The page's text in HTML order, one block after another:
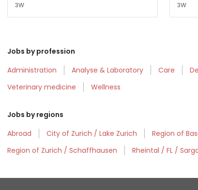
3W 3W
Jobs by profession
Administration
Analyse & Laboratory Care
Veterinary medicine
Wellness
Jobs by regions
Abroad
City of Zurich / Lake Zurich Region of
Region of Zurich / Schaffhausen
Rheintal / FL /